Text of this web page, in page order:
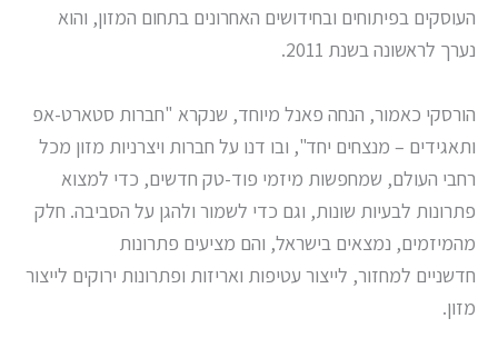
העוסקים בפיתוחים ובחידושים האחרונים בתחום המזון, והוא
נערך לראשונה בשנת 2011.
הורסקי כאמור, הנחה פאנל מיוחד, שנקרא "חברות סטארט-אפ
ותאגידים – מנצחים יחד", ובו דנו על חברות ויצרניות מזון מכל
רחבי העולם, שמחפשות מיזמי פוד-טק חדשים, כדי למצוא
פתרונות לבעיות שונות, וגם כדי לשמור ולהגן על הסביבה. חלק
מהמיזמים, נמצאים בישראל, והם מציעים פתרונות
חדשניים למחזור, לייצור עטיפות ואריזות ופתרונות ירוקים לייצור
מזון.